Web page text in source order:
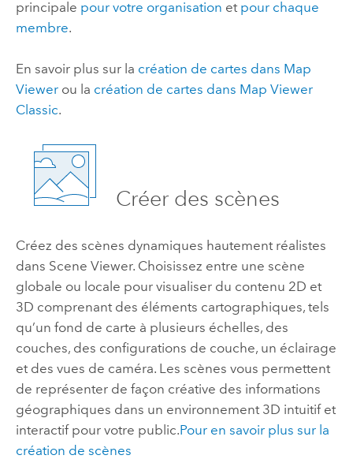
principale pour votre organisation et pour chaque
membre.
En savoir plus sur la création de cartes dans Map
Viewerou la création de cartes dans Map Viewer
Classic.
Créer des scènes
Créez des scènes dynamiques hautement réalistes
dans Scene Viewer. Choisissez entre une scène
globale ou locale pour visualiser du contenu 2D et
3D comprenant des éléments cartographiques, tels
qu’un fond de carte à plusieurs échelles, des
couches, des configurations de couche, un éclairage
et des vues de caméra. Les scènes vous permettent
de représenter de façon créative des informations
géographiques dans un environnement 3D intuitif et
interactif pour votre public.Pour en savoir plus sur la
création de scènes